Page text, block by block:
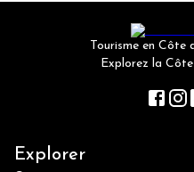
Tourisme en Côte
Explorez la
Explorer